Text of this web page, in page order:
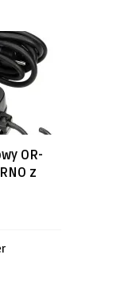
OR-
z